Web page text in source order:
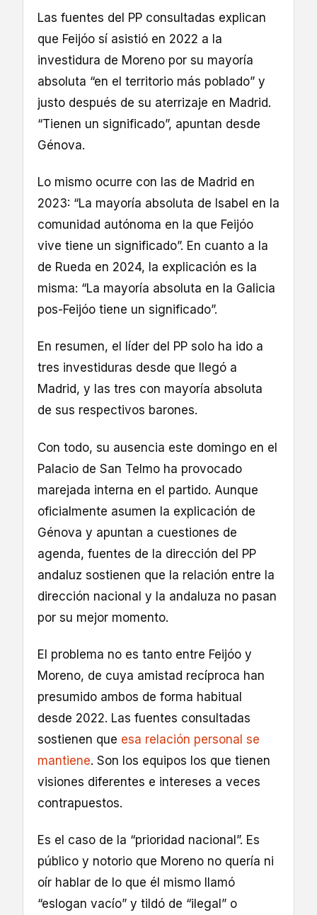
Las fuentes del PP consultadas explican
que Feijóo sí asistió en 2022 a la
investidura de Moreno por su mayoría
absoluta “en el territorio más poblado” y
justo después de su aterrizaje en Madrid.
“Tienen un significado”, apuntan desde
Génova.
Lo mismo ocurre con las de Madrid en
2023: “La mayoría absoluta de Isabel en la
comunidad autónoma en la que Feijóo
vive tiene un significado”. En cuanto a la
de Rueda en 2024, la explicación es la
misma: “La mayoría absoluta en la Galicia
pos-Feijóo tiene un significado”.
En resumen, el líder del PP solo ha ido a
tres investiduras desde que llegó a
Madrid, y las tres con mayoría absoluta
de sus respectivos barones.
Con todo, su ausencia este domingo en el
Palacio de San Telmo ha provocado
marejada interna en el partido. Aunque
oficialmente asumen la explicación de
Génova y apuntan a cuestiones de
agenda, fuentes de la dirección del PP
andaluz sostienen que la relación entre la
dirección nacional y la andaluza no pasan
por su mejor momento.
El problema no es tanto entre Feijóo y
Moreno, de cuya amistad recíproca han
presumido ambos de forma habitual
desde 2022. Las fuentes consultadas
sostienen que esa relación personal se
mantiene. Son los equipos los que tienen
visiones diferentes e intereses a veces
contrapuestos.
Es el caso de la “prioridad nacional”. Es
público y notorio que Moreno no quería ni
oír hablar de lo que él mismo llamó
“eslogan vacío” y tildó de “ilegal” o